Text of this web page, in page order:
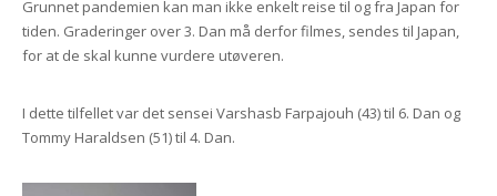
Grunnet pandemien kan man ikke enkelt reise til og fra Japan for
tiden. Graderinger over 3. Dan må derfor filmes, sendes til Japan,
for at de skal kunne vurdere utøveren.
I dette tilfellet var det sensei Varshasb Farpajouh (43) til 6. Dan og
Tommy Haraldsen (51) til 4. Dan.